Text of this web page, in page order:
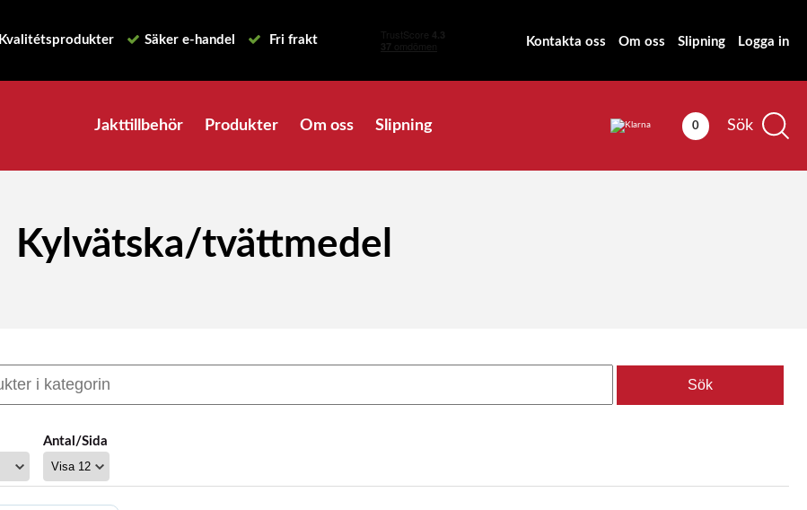
Kvalitétsprodukter Säker e-handel Fri frakt Kontakta oss Om oss Slipning Logga in
Jakttillbehör Produkter Om oss Slipning 0 Sök
Kylvätska/tvättmedel
Antal/Sida